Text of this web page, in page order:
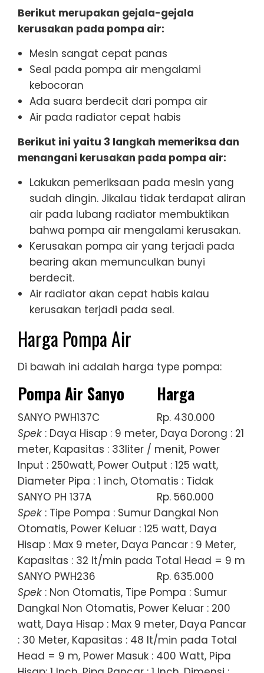
Berikut merupakan gejala-gejala
kerusakan pada pompa air:
Mesin sangat cepat panas
Seal pada pompa air mengalami
kebocoran
Ada suara berdecit dari pompa air
Air pada radiator cepat habis
Berikut ini yaitu 3 langkah memeriksa dan
menangani kerusakan pada pompa air:
Lakukan pemeriksaan pada mesin yang
sudah dingin. Jikalau tidak terdapat aliran
air pada lubang radiator membuktikan
bahwa pompa air mengalami kerusakan.
Kerusakan pompa air yang terjadi pada
bearing akan memunculkan bunyi
berdecit.
Air radiator akan cepat habis kalau
kerusakan terjadi pada seal.
Harga Pompa Air
Di bawah ini adalah harga type pompa:
Pompa Air Sanyo Harga
SANYO PWH137C
Rp. 430.000
Spek : Daya Hisap : 9 meter, Daya Dorong : 21
meter, Kapasitas : 33liter / menit, Power
Input : 250watt, Power Output : 125 watt,
Diameter Pipa : 1 inch, Otomatis : Tidak
SANYO PH 137A
Rp. 560.000
Spek : Tipe Pompa : Sumur Dangkal Non
Otomatis, Power Keluar : 125 watt, Daya
Hisap : Max 9 meter, Daya Pancar : 9 Meter,
Kapasitas : 32 lt/min pada Total Head = 9 m
SANYO PWH236
Rp. 635.000
Spek : Non Otomatis, Tipe Pompa : Sumur
Dangkal Non Otomatis, Power Keluar : 200
watt, Daya Hisap : Max 9 meter, Daya Pancar
: 30 Meter, Kapasitas : 48 lt/min pada Total
Head = 9 m, Power Masuk : 400 Watt, Pipa